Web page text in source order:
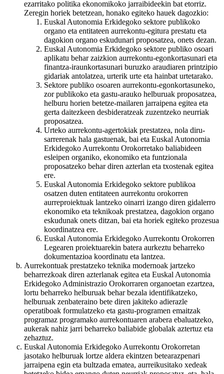
ezarritako politika ekonomikoko jarraibideekin bat etorriz.
Zeregin horiek betetzean, honako egiteko hauek dagozkio:
Euskal Autonomia Erkidegoko sektore publikoko
organo eta entitateen aurrekontu-egitura prestatu eta
dagokion organo eskudunari proposatzea, onets dezan.
Euskal Autonomia Erkidegoko sektore publiko osoari
aplikatu behar zaizkion aurrekontu-egonkortasunari eta
finantza-iraunkortasunari buruzko araudiaren printzipio
gidariak antolatzea, urterik urte eta hainbat urtetarako.
Sektore publiko osoaren aurrekontu-egonkortasuneko,
zor publikoko eta gastu-arauko helburuak proposatzea,
helburu horien betetze-mailaren jarraipena egitea eta
gerta daitezkeen desbideratzeak zuzentzeko neurriak
proposatzea.
Urteko aurrekontu-agertokiak prestatzea, nola diru-
sarrerenak hala gastuenak, bai eta Euskal Autonomia
Erkidegoko Aurrekontu Orokorretako baliabideen
esleipen organiko, ekonomiko eta funtzionala
proposatzeko behar diren azterlan eta txostenak egitea
ere.
Euskal Autonomia Erkidegoko sektore publikoa
osatzen duten entitateen aurrekontu orokorren
aurreproiektuak lantzeko oinarri izango diren gidalerro
ekonomiko eta teknikoak prestatzea, dagokion organo
eskudunak onets ditzan, bai eta horiek egiteko prozesua
koordinatzea ere.
Euskal Autonomia Erkidegoko Aurrekontu Orokorren
Legearen proiektuarekin batera aurkeztu beharreko
dokumentazioa koordinatu eta lantzea.
Aurrekontuak prestatzeko teknika modernoak jartzeko
beharrezkoak diren azterlanak egitea eta Euskal Autonomia
Erkidegoko Administrazio Orokorraren organoetan ezartzea,
lortu beharreko helburuak behar bezala identifikatzeko,
helburuak zenbateraino bete diren jakiteko adierazle
operatiboak formulatzeko eta gastu-programen emaitzak
programaz programako aurrekontuaren arabera ebaluatzeko,
aukerak nahiz jarri beharreko baliabide globalak aztertuz eta
zehaztuz.
Euskal Autonomia Erkidegoko Aurrekontu Orokorretan
jasotako helburuak lortze aldera ekintzen betearazpenari
jarraipena egin eta bultzada ematea, aurreikusitako xedeak